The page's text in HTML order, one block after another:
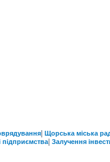
| Щорська міська
підприємства| Залучення